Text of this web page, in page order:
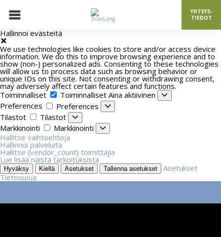
Hallinnoi evästeitä
We use technologies like cookies to store and/or access device
information. We do this to improve browsing experience and to
show (non-) personalized ads. Consenting to these technologies
will allow us to process data such as browsing behavior or
unique IDs on this site. Not consenting or withdrawing consent,
may adversely affect certain features and functions.
Toiminnalliset
Toiminnalliset Aina aktiivinen
Preferences
Preferences
Tilastot
Tilastot
Markkinointi
Markkinointi
Hallitse vaihtoehtoja
Hallinnoi palveluita
Hallitse {vendor_count} toimittajia
Lue lisää näistä tarkoituksista
Hyväksy Kiellä Asetukset Tallenna asetukset
Asetukset
Tietosuoja
YHTEYS-
TIEDOT